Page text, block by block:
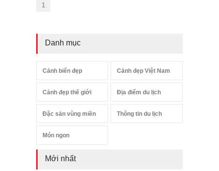
1
Danh mục
Cảnh biển đẹp Cảnh đẹp Việt Nam
Cảnh đẹp thế giới Địa điểm du lịch
Đặc sản vùng miền Thông tin du lịch
Món ngon
Mới nhất